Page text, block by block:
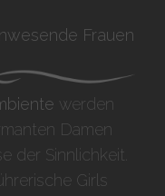
Frauen
werden
Damen
der Sinnlichkeit.
Girls